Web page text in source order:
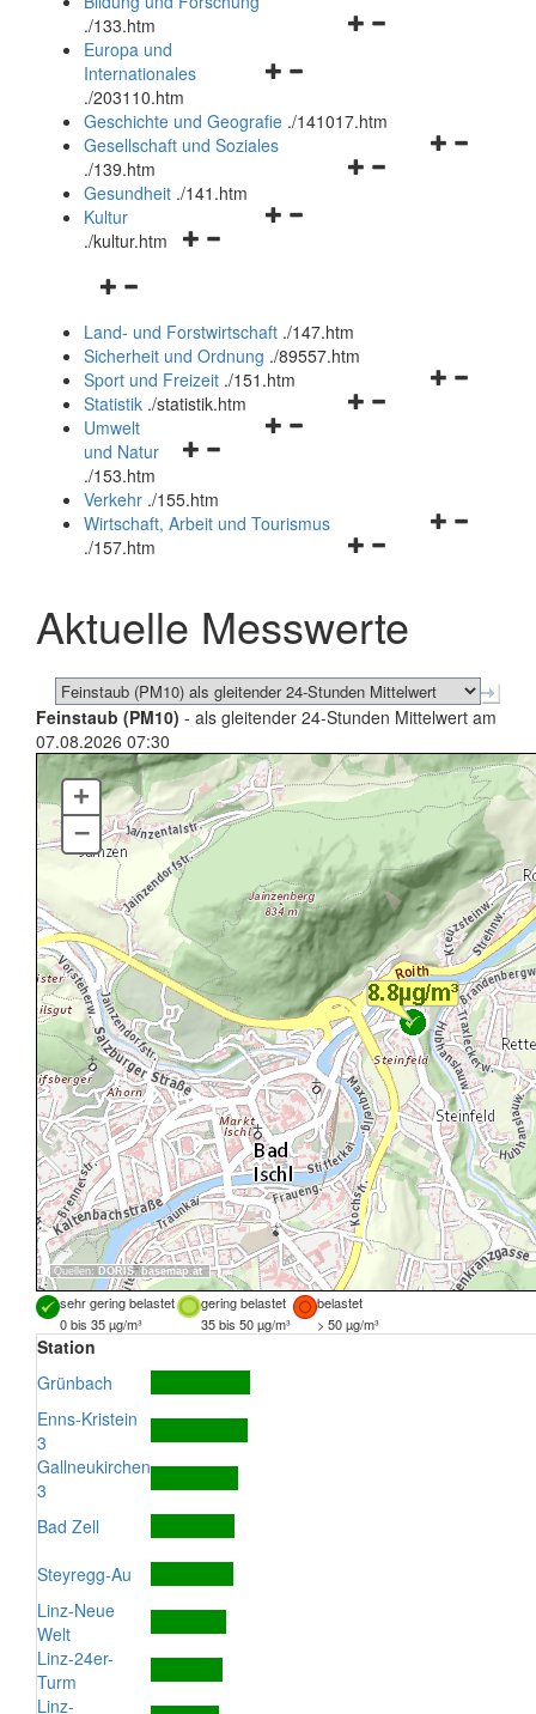
Navigationsmenü
./133.htm
Navigationsmenü
und
schließen
Europa und
Internationales
./203110.htm
Geschichte und Geografie ./141017.htm
Navigationsmenü
Gesellschaft und Soziales
./139.htm
Navigationsmenü
Gesundheit ./141.htm
Navigationsmenü
Kultur
./kultur.htm
Navigationsmenü
und
schließen
Land- und Forstwirtschaft ./147.htm
Sicherheit und Ordnung ./89557.htm
Navigationsmenü
Sport und Freizeit ./151.htm
Navigationsmenü
Statistik ./statistik.htm
Navigationsmenü
und
schließen
Umwelt
und Natur
./153.htm
Verkehr ./155.htm
Navigationsmenü
schließen
Wirtschaft, Arbeit und Tourismus
./157.htm
Aktuelle Messwerte
Feinstaub (PM10) - als gleitender 24-Stunden Mittelwert am
07.08.2026 07:30
Quellen: DORIS, basemap.at
+
–
sehr gering belastet gering belastet
belastet
0 bis 35 µg/m³
35 bis 50 µg/m³ > 50 µg/m³
Station
Grünbach
Enns-Kristein
3
Gallneukirchen
3
Bad Zell
Steyregg-Au
Linz-Neue
Welt
Linz-24er-
Turm
Linz-